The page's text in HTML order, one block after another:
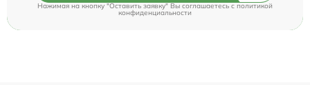
Нажимая на кнопку "Оставить заявку" Вы соглашаетесь cполитикой
конфиденциальности